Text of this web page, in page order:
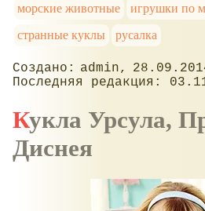
морские животные
игрушки по
странные куклы
русалка
admin
Кукла Урсула, Принцессы
Диснея